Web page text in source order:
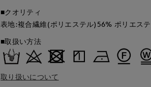
■クオリティ
表地:複合繊維(ポリエステル)56% ポリエス
■取扱い方法
取り扱いについて